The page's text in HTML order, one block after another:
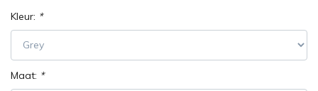
Kleur: *
Maat: *